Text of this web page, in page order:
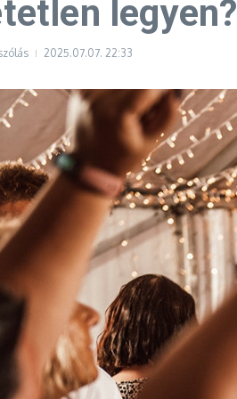
legyen?
2025.07.07. 22:33